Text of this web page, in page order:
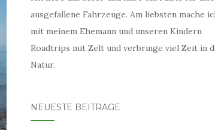
ausgefallene Fahrzeuge. Am liebsten mache
mit meinem Ehemann und unseren Kindern
Roadtrips mit Zelt und verbringe viel Zeit in
Natur.
NEUESTE BEITRÄGE